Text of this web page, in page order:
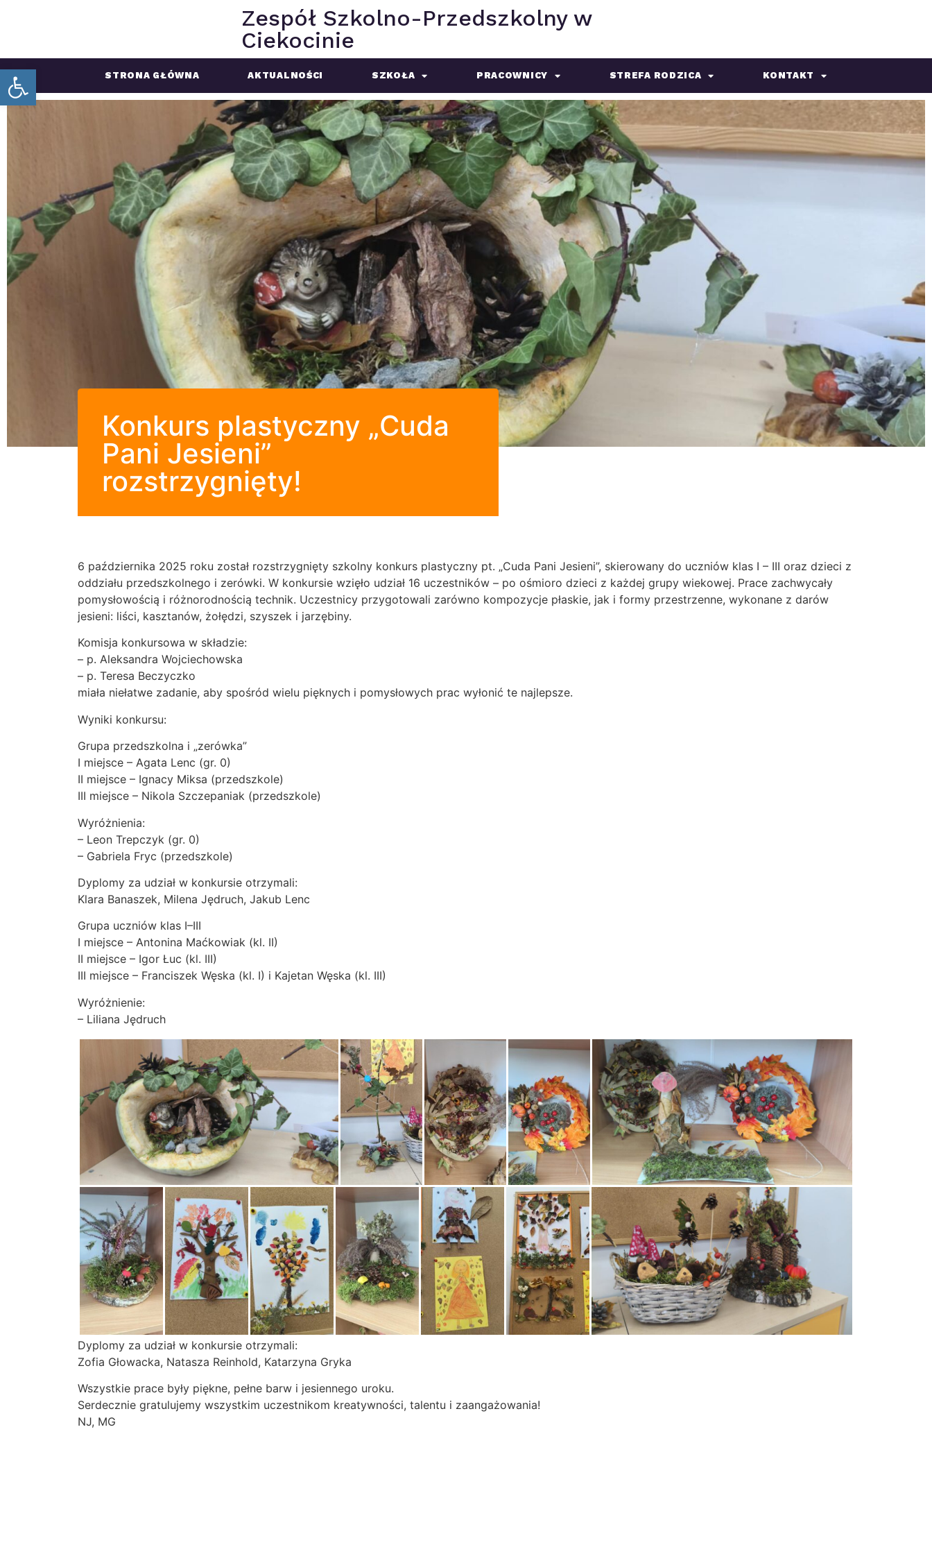
Open toolbar
Zespół Szkolno-Przedszkolny w
Ciekocinie
STRONA GŁÓWNA AKTUALNOŚCI SZKOŁA PRACOWNICY STREFA RODZICA KONTAKT
Konkurs plastyczny „Cuda
Pani Jesieni”
rozstrzygnięty!
6 października 2025 roku został rozstrzygnięty szkolny konkurs plastyczny pt. „Cuda Pani Jesieni”, skierowany do uczniów klas I – III oraz dzieci z
oddziału przedszkolnego i zerówki. W konkursie wzięło udział 16 uczestników – po ośmioro dzieci z każdej grupy wiekowej. Prace zachwycały
pomysłowością i różnorodnością technik. Uczestnicy przygotowali zarówno kompozycje płaskie, jak i formy przestrzenne, wykonane z darów
jesieni: liści, kasztanów, żołędzi, szyszek i jarzębiny.
Komisja konkursowa w składzie:
– p. Aleksandra Wojciechowska
– p. Teresa Beczyczko
miała niełatwe zadanie, aby spośród wielu pięknych i pomysłowych prac wyłonić te najlepsze.
Wyniki konkursu:
Grupa przedszkolna i „zerówka”
I miejsce – Agata Lenc (gr. 0)
II miejsce – Ignacy Miksa (przedszkole)
III miejsce – Nikola Szczepaniak (przedszkole)
Wyróżnienia:
– Leon Trepczyk (gr. 0)
– Gabriela Fryc (przedszkole)
Dyplomy za udział w konkursie otrzymali:
Klara Banaszek, Milena Jędruch, Jakub Lenc
Grupa uczniów klas I–III
I miejsce – Antonina Maćkowiak (kl. II)
II miejsce – Igor Łuc (kl. III)
III miejsce – Franciszek Węska (kl. I) i Kajetan Węska (kl. III)
Wyróżnienie:
– Liliana Jędruch
Dyplomy za udział w konkursie otrzymali:
Zofia Głowacka, Natasza Reinhold, Katarzyna Gryka
Wszystkie prace były piękne, pełne barw i jesiennego uroku.
Serdecznie gratulujemy wszystkim uczestnikom kreatywności, talentu i zaangażowania!
NJ, MG